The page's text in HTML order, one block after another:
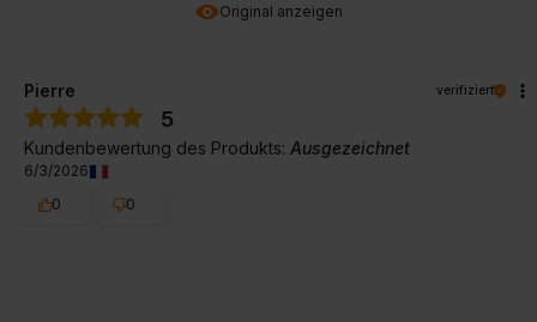
Original anzeigen
Pierre verifiziert
5
Kundenbewertung des Produkts: Ausgezeichnet
6/3/2026
0
0